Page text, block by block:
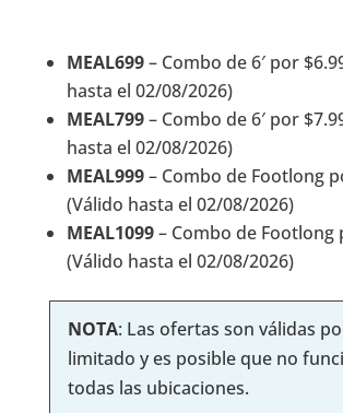
MEAL699– Combo de 6′ por
hasta el 02/08/2026)
MEAL799– Combo de 6′ por
hasta el 02/08/2026)
MEAL999– Combo de Footlong
(Válido hasta el 02/08/2026)
MEAL1099– Combo de Footlong
(Válido hasta el 02/08/2026)
NOTA: Las ofertas son válidas
limitado y es posible que no
todas las ubicaciones.